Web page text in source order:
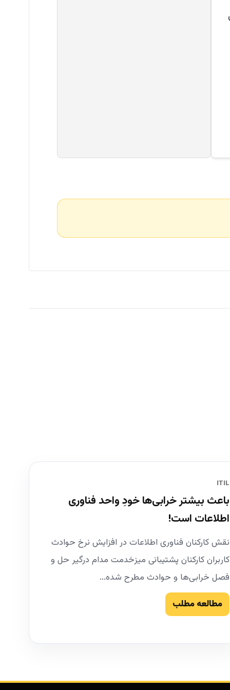
ITIL
باعث بیشتر خرابی‌ها خودِ واحد فناوری
اطلاعات است!
نقش کارکنان فناوری اطلاعات در افزایش نرخ حوادث
کاربران کارکنان پشتیبانی میزخدمت مدام درگیر حل و
فصل خرابی‌ها و حوادث مطرح شده...
مطالعه مطلب